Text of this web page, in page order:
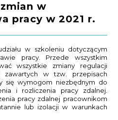
w
pracy w 2021 r.
w szkoleniu dotyczącym
pracy. Przede wszystkim
wszystkie zmiany regulacji
zawartych w tzw. przepisach
się wymogom niezbędnym do
i rozliczenia pracy zdalnej.
pracy zdalnej pracownikom
lub izolacji w warunkach